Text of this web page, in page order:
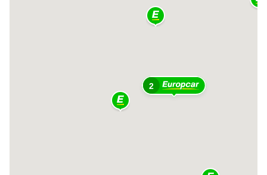
2